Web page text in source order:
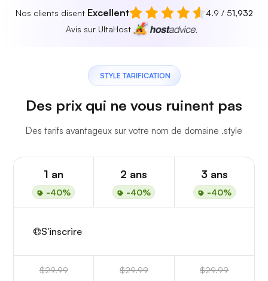
Nos clients disent Excellent 4.9 / 51,932
Avis sur UltaHost
.STYLE TARIFICATION
Des prix qui ne vous ruinent pas
Des tarifs avantageux sur votre nom de domaine .style
1 an
-40%
2 ans
-40%
3 ans
-40%
S'inscrire
$29.99 $29.99 $29.99